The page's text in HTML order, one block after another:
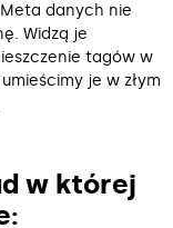
danych nie
Widzą je
tagów w
je w złym
w której